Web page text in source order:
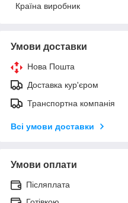
Країна виробник
Умови доставки
Нова Пошта
Доставка кур'єром
Транспортна компанія
Всі умови доставки
Умови оплати
Післяплата